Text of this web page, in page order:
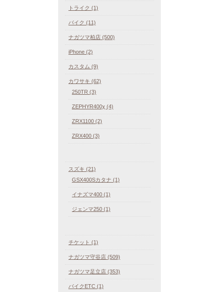
トライク (1)
バイク (11)
ナガツマ柏店 (500)
iPhone (2)
カスタム (9)
カワサキ (62)
250TR (3)
ZEPHYR400χ (4)
ZRX1100 (2)
ZRX400 (3)
スズキ (21)
GSX400Sカタナ (1)
イナズマ400 (1)
ジェンマ250 (1)
チケット (1)
ナガツマ守谷店 (509)
ナガツマ足立店 (353)
バイクETC (1)